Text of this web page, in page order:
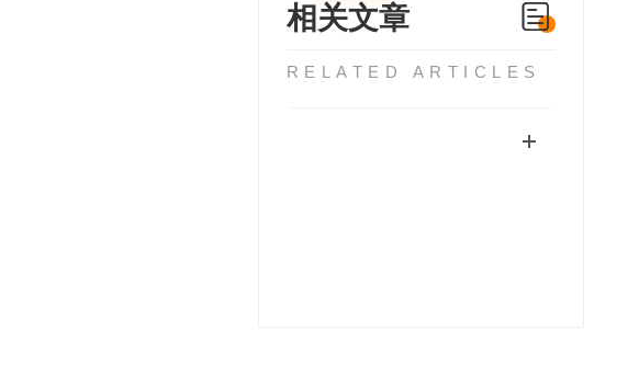
相关文章
RELATED ARTICLES